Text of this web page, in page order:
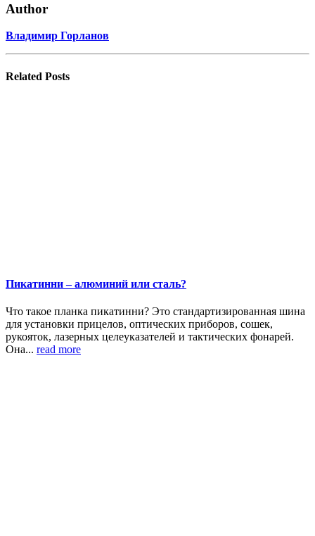
Author
Владимир Горланов
Related Posts
Пикатинни – алюминий или сталь?
Что такое планка пикатинни? Это стандартизированная шина
для установки прицелов, оптических приборов, сошек,
рукояток, лазерных целеуказателей и тактических фонарей.
Она... read more